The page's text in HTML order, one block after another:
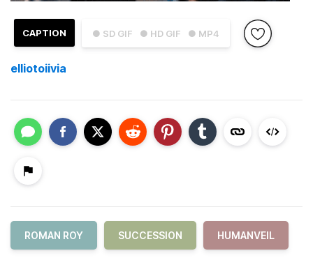
● SD GIF ● HD GIF ● MP4
CAPTION
elliotoiivia
ROMAN ROY SUCCESSION HUMANVEIL